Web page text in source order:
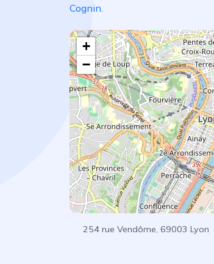
Cognin.
+
−
254 rue Vendôme, 69003 Lyon